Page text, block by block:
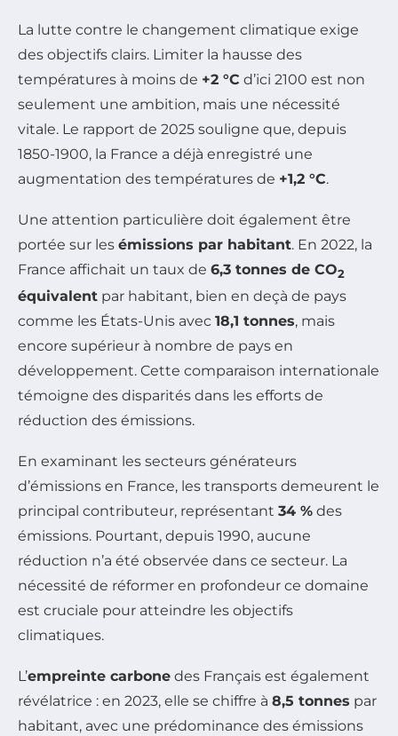
La lutte contre le changement climatique exige
des objectifs clairs. Limiter la hausse des
températures à moins de +2 °C d’ici 2100 est non
seulement une ambition, mais une nécessité
vitale. Le rapport de 2025 souligne que, depuis
1850-1900, la France a déjà enregistré une
augmentation des températures de +1,2 °C.
Une attention particulière doit également être
portée sur les émissions par habitant. En 2022, la
France affichait un taux de 6,3 tonnes de CO2
équivalent par habitant, bien en deçà de pays
comme les États-Unis avec 18,1 tonnes, mais
encore supérieur à nombre de pays en
développement. Cette comparaison internationale
témoigne des disparités dans les efforts de
réduction des émissions.
En examinant les secteurs générateurs
d’émissions en France, les transports demeurent le
principal contributeur, représentant 34 % des
émissions. Pourtant, depuis 1990, aucune
réduction n’a été observée dans ce secteur. La
nécessité de réformer en profondeur ce domaine
est cruciale pour atteindre les objectifs
climatiques.
L’empreinte carbone des Français est également
révélatrice : en 2023, elle se chiffre à 8,5 tonnes par
habitant, avec une prédominance des émissions